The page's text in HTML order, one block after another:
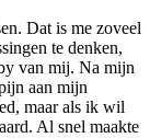
Dat is me zoveel
te denken,
van mij. Na mijn
aan mijn
maar als ik wil
Al snel maakte